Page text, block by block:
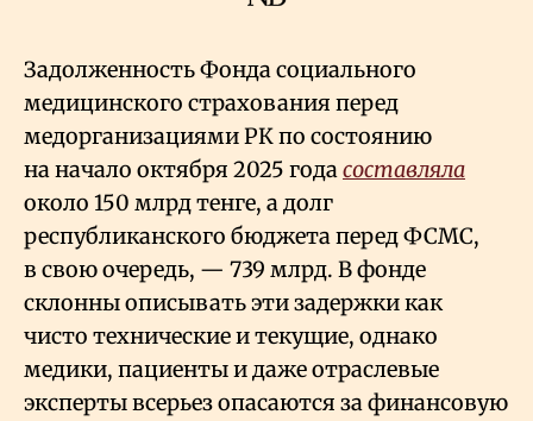
Life & Arts
О нас
Все новости
Задолженность Фонда социального
медицинского страхования перед
медорганизациями РК по состоянию
на начало октября 2025 годасоставляла
около 150 млрд тенге, а долг
республиканского бюджета перед ФСМС,
в свою очередь, — 739 млрд. В фонде
склонны описывать эти задержки как
чисто технические и текущие, однако
медики, пациенты и даже отраслевые
эксперты всерьез опасаются за финансовую